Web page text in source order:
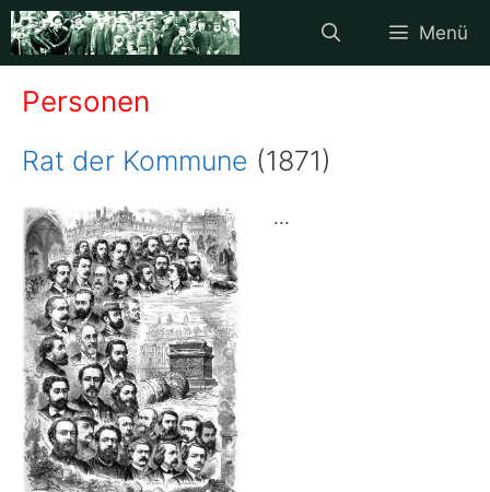
Zum
Inhalt
springen
Menü
Personen
Rat der Kommune (1871)
...